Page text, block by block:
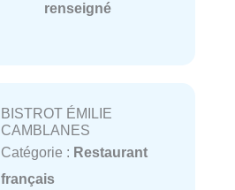
renseigné
BISTROT ÉMILIE
CAMBLANES
Catégorie : Restaurant
français